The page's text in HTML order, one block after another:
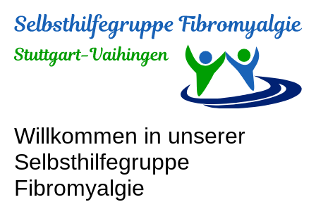
Willkommen in unserer
Selbsthilfegruppe
Fibromyalgie